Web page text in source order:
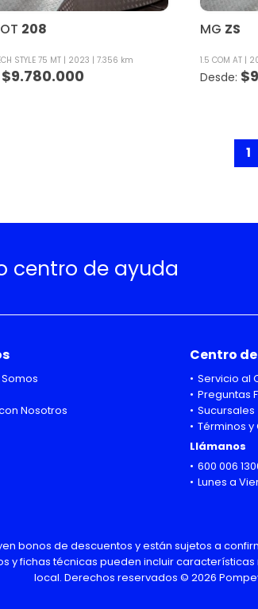
208
STYLE 75 MT 2023 7.356 km
$9.780.000
MG ZS
1.5 COM AT
$
1
centro de ayuda
Nosotros
Centro
Servicio al
Preguntas
Sucursales
Términos
Llámanos
600 006
Lunes a
bonos de descuentos y están sujetos a
y fichas técnicas pueden incluir
local. Derechos reservados © 2026